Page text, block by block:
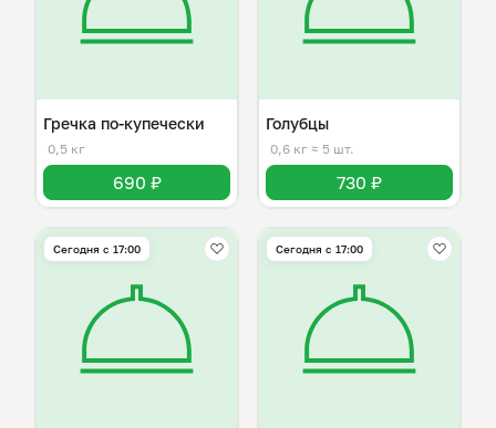
Гречка по-купечески
0,5 кг
690 ₽
Голубцы
0,6 кг ≈ 5 шт.
730 ₽
Сегодня с 17:00 Сегодня с 17:00